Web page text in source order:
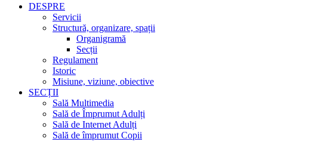
DESPRE
Servicii
Structură, organizare, spații
Organigramă
Secții
Regulament
Istoric
Misiune, viziune, obiective
SECȚII
Sală Multimedia
Sală de Împrumut Adulți
Sală de Internet Adulți
Sală de împrumut Copii